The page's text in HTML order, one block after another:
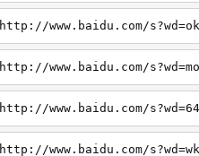
http://www.baidu.com/s?wd=ok
http://www.baidu.com/s?wd=mo
http://www.baidu.com/s?wd=64
http://www.baidu.com/s?wd=wk